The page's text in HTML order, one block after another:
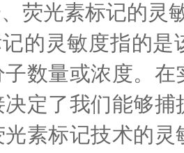
荧光素标记的灵
灵敏度指的是
数量或浓度。
决定了我们能够
素标记技术的